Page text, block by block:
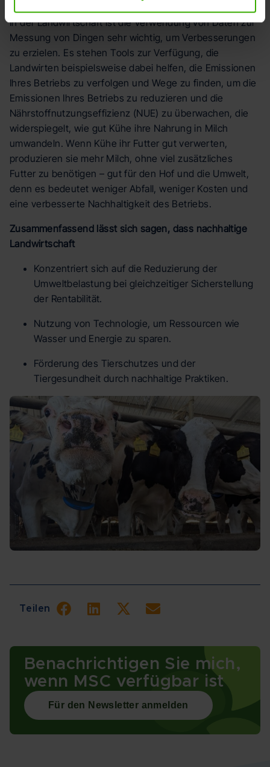
In der Landwirtschaft ist die Verwendung von Daten zur
Messung von Dingen sehr wichtig, um Verbesserungen
zu erzielen. Es stehen Tools zur Verfügung, die
Landwirten beispielsweise dabei helfen, die Emissionen
Ihres Betriebs zu verfolgen und Wege zu finden, um die
Emissionen Ihres Betriebs zu reduzieren und die
Nährstoffnutzungseffizienz (NUE) zu überwachen, die
widerspiegelt, wie gut Kühe ihre Nahrung in Milch
umwandeln. Wenn Kühe ihr Futter gut verwerten,
produzieren sie mehr Milch, ohne viel zusätzliches
Futter zu benötigen – gut für den Hof und die Umwelt,
denn es bedeutet weniger Abfall, weniger Kosten und
eine verbesserte Nachhaltigkeit des Betriebs.
Zusammenfassend lässt sich sagen, dass nachhaltige
Landwirtschaft
Konzentriert sich auf die Reduzierung der
Umweltbelastung bei gleichzeitiger Sicherstellung
der Rentabilität.
Nutzung von Technologie, um Ressourcen wie
Wasser und Energie zu sparen.
Förderung des Tierschutzes und der
Tiergesundheit durch nachhaltige Praktiken.
Teilen
Benachrichtigen Sie mich,
wenn MSC verfügbar ist
Für den Newsletter anmelden